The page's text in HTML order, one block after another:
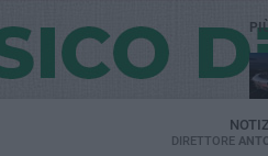
DIRETTORE